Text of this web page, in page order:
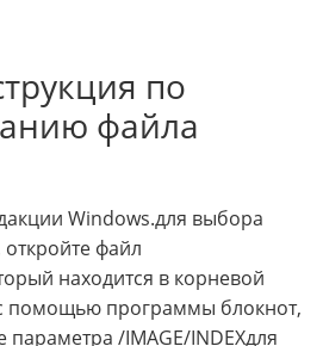
по
файла
Windows.для выбора
файл
находится в корневой
помощью программы блокнот,
параметра /IMAGE/INDEXдля